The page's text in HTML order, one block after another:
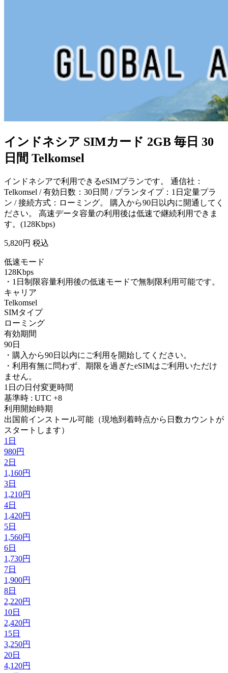
インドネシア SIMカード 2GB 毎日 30
日間 Telkomsel
インドネシアで利用できるeSIMプランです。 通信社：
Telkomsel / 有効日数：30日間 / プランタイプ：1日定量プラ
ン / 接続方式：ローミング。 購入から90日以内に開通してく
ださい。 高速データ容量の利用後は低速で継続利用できま
す。(128Kbps)
5,820円 税込
低速モード
128Kbps
・1日制限容量利用後の低速モードで無制限利用可能です。
キャリア
Telkomsel
SIMタイプ
ローミング
有効期間
90日
・購入から90日以内にご利用を開始してください。
・利用有無に問わず、期限を過ぎたeSIMはご利用いただけ
ません。
1日の日付変更時間
基準時 : UTC +8
利用開始時期
出国前インストール可能（現地到着時点から日数カウントが
スタートします）
1日
980円
2日
1,160円
3日
1,210円
4日
1,420円
5日
1,560円
6日
1,730円
7日
1,900円
8日
2,220円
10日
2,420円
15日
3,250円
20日
4,120円